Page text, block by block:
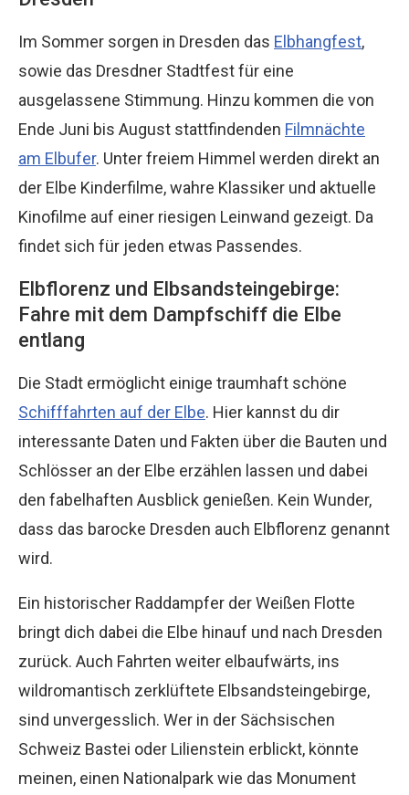
Im Sommer sorgen in Dresden das Elbhangfest,
sowie das Dresdner Stadtfest für eine
ausgelassene Stimmung. Hinzu kommen die von
Ende Juni bis August stattfindenden Filmnächte
am Elbufer. Unter freiem Himmel werden direkt an
der Elbe Kinderfilme, wahre Klassiker und aktuelle
Kinofilme auf einer riesigen Leinwand gezeigt. Da
findet sich für jeden etwas Passendes.
Elbflorenz und Elbsandsteingebirge:
Fahre mit dem Dampfschiff die Elbe
entlang
Die Stadt ermöglicht einige traumhaft schöne
Schifffahrten auf der Elbe. Hier kannst du dir
interessante Daten und Fakten über die Bauten und
Schlösser an der Elbe erzählen lassen und dabei
den fabelhaften Ausblick genießen. Kein Wunder,
dass das barocke Dresden auch Elbflorenz genannt
wird.
Ein historischer Raddampfer der Weißen Flotte
bringt dich dabei die Elbe hinauf und nach Dresden
zurück. Auch Fahrten weiter elbaufwärts, ins
wildromantisch zerklüftete Elbsandsteingebirge,
sind unvergesslich. Wer in der Sächsischen
Schweiz Bastei oder Lilienstein erblickt, könnte
meinen, einen Nationalpark wie das Monument